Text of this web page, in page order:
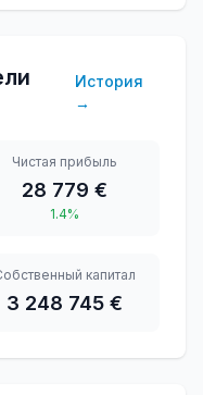
История
→
Чистая прибыль
28 779 €
1.4%
капитал
3 248 745 €